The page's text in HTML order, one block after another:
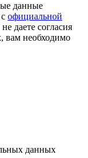
данные
официальной
даете согласия
вам необходимо
данных